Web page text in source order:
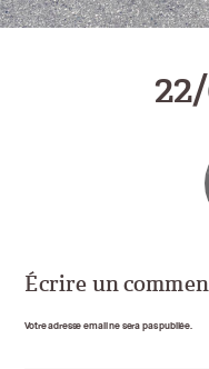
Écrire un
Votre adresse email ne sera pas publiée.